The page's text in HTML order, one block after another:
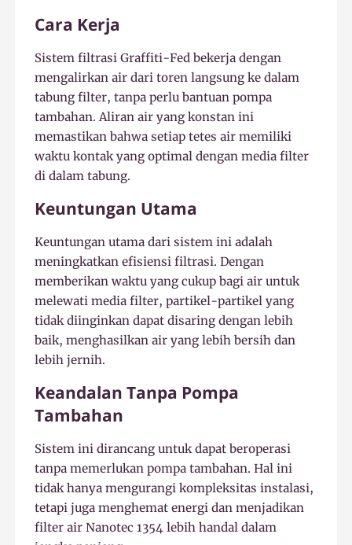
Cara Kerja
Sistem filtrasi Graffiti-Fed bekerja dengan
mengalirkan air dari toren langsung ke dalam
tabung filter, tanpa perlu bantuan pompa
tambahan. Aliran air yang konstan ini
memastikan bahwa setiap tetes air memiliki
waktu kontak yang optimal dengan media filter
di dalam tabung.
Keuntungan Utama
Keuntungan utama dari sistem ini adalah
meningkatkan efisiensi filtrasi. Dengan
memberikan waktu yang cukup bagi air untuk
melewati media filter, partikel-partikel yang
tidak diinginkan dapat disaring dengan lebih
baik, menghasilkan air yang lebih bersih dan
lebih jernih.
Keandalan Tanpa Pompa
Tambahan
Sistem ini dirancang untuk dapat beroperasi
tanpa memerlukan pompa tambahan. Hal ini
tidak hanya mengurangi kompleksitas instalasi,
tetapi juga menghemat energi dan menjadikan
filter air Nanotec 1354 lebih handal dalam